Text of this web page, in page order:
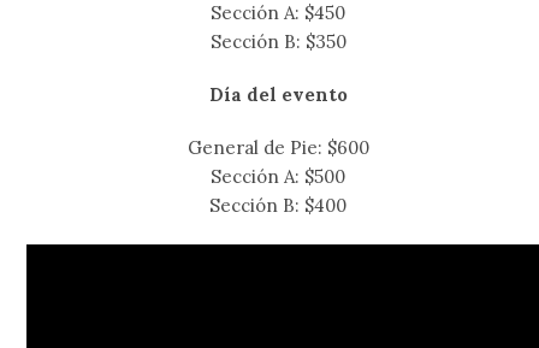
Sección A: $450
Sección B: $350
Día del evento
General de Pie: $600
Sección A: $500
Sección B: $400